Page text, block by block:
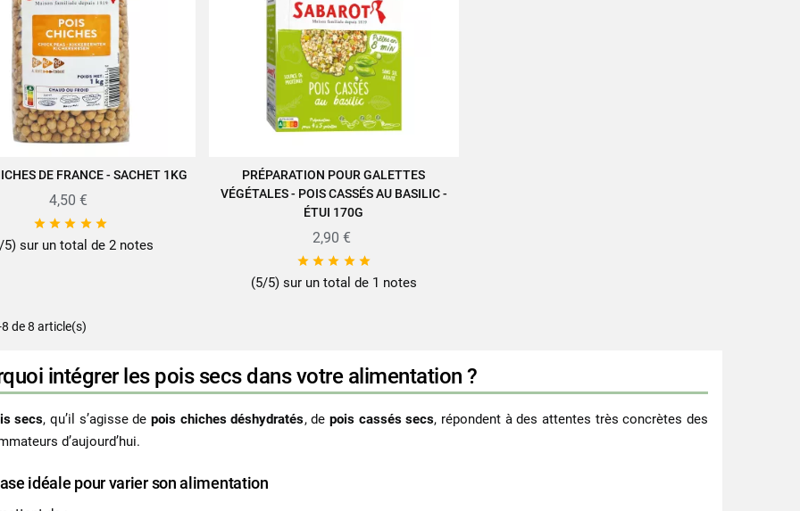
AU PANIER
DE FRANCE - SACHET 1KG
4,50 €
    
5) sur un total de 2 notes
AJOUTER AU PANIER
PRÉPARATION POUR GALETTES
VÉGÉTALES - POIS CASSÉS AU BASILIC -
ÉTUI 170G
2,90 €
    
(5/5) sur un total de 1 notes
de 8 article(s)
intégrer les pois secs dans votre alimentation ?
secs, qu’il s’agisse depois chiches déshydratés, de pois cassés secs, répondent à des attentes très concrètes des
d’aujourd’hui.
idéale pour varier son alimentation